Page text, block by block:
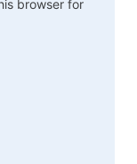
browser for